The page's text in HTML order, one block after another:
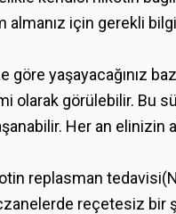
için gerekli
yaşayacağınız
olarak görülebilir. Bu
Her an elinizin
replasman
reçetesiz